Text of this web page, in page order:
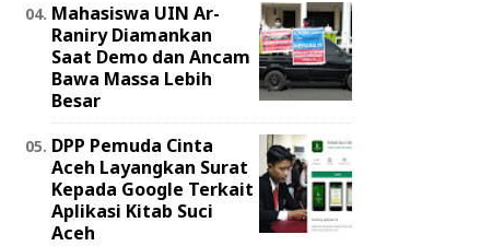
Mahasiswa UIN Ar-
Raniry Diamankan
Saat Demo dan Ancam
Bawa Massa Lebih
Besar
DPP Pemuda Cinta
Aceh Layangkan Surat
Kepada Google Terkait
Aplikasi Kitab Suci
Aceh